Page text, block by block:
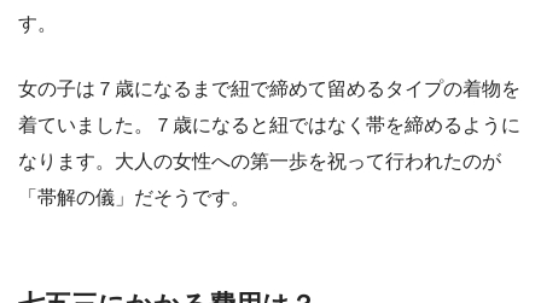
す。
女の子は７歳になるまで紐で締めて留めるタイプの着物を
着ていました。７歳になると紐ではなく帯を締めるように
なります。大人の女性への第一歩を祝って行われたのが
「帯解の儀」だそうです。